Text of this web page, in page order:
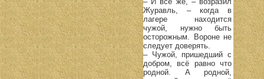
Журавль, – когда в
лагере находится
чужой, нужно быть
осторожным. Вороне не
следует доверять.
– Чужой, пришедший с
добром, всё равно что
родной. А родной,